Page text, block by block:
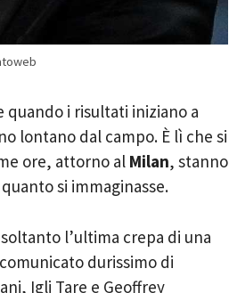
i risultati iniziano a
lontano dal campo. È lì che si
ore, attorno al Milan, stanno
si immaginasse.
l’ultima crepa di una
durissimo di
Igli Tare e Geoffrey